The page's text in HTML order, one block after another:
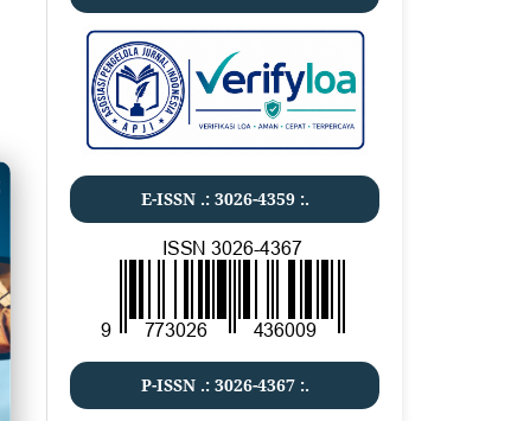
E-ISSN .: 3026-4359:.
P-ISSN .: 3026-4367:.